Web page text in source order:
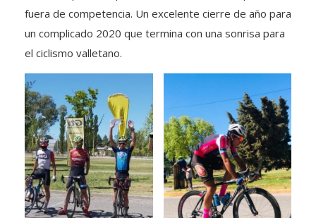
fuera de competencia. Un excelente cierre de año para
un complicado 2020 que termina con una sonrisa para
el ciclismo valletano.